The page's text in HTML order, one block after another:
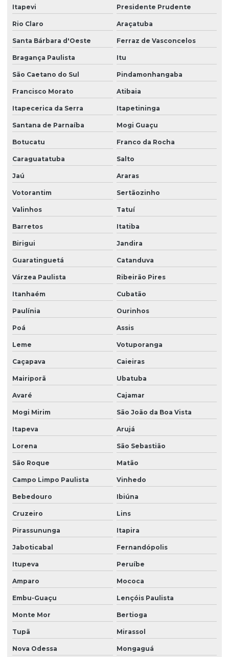
Itapevi Presidente Prudente
Rio Claro Araçatuba
Santa Bárbara d'Oeste Ferraz de Vasconcelos
Bragança Paulista Itu
São Caetano do Sul Pindamonhangaba
Francisco Morato Atibaia
Itapecerica da Serra Itapetininga
Santana de Parnaíba Mogi Guaçu
Botucatu Franco da Rocha
Caraguatatuba Salto
Jaú Araras
Votorantim Sertãozinho
Valinhos Tatuí
Barretos Itatiba
Birigui Jandira
Guaratinguetá Catanduva
Várzea Paulista Ribeirão Pires
Itanhaém Cubatão
Paulínia Ourinhos
Poá Assis
Leme Votuporanga
Caçapava Caieiras
Mairiporã Ubatuba
Avaré Cajamar
Mogi Mirim São João da Boa Vista
Itapeva Arujá
Lorena São Sebastião
São Roque Matão
Campo Limpo Paulista Vinhedo
Bebedouro Ibiúna
Cruzeiro Lins
Pirassununga Itapira
Jaboticabal Fernandópolis
Itupeva Peruíbe
Amparo Mococa
Embu-Guaçu Lençóis Paulista
Monte Mor Bertioga
Tupã Mirassol
Nova Odessa Mongaguá